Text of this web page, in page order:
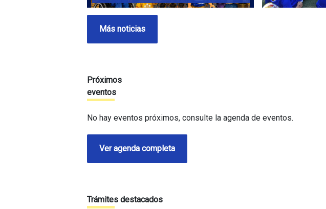
Más noticias
Próximos
eventos
No hay eventos próximos, consulte la agenda de eventos.
Ver agenda completa
Trámites destacados